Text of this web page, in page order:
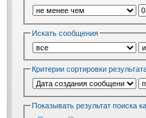
Искать сообщения
Критерии сортировки
Показывать результат поиска